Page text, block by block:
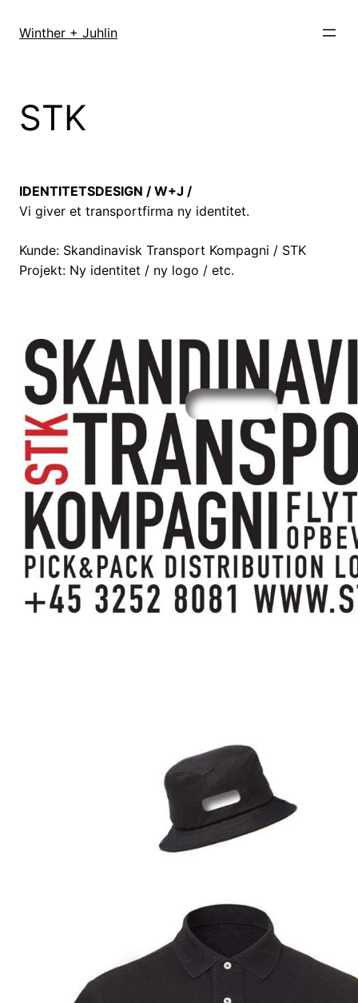
Winther + Juhlin
STK
IDENTITETSDESIGN / W+J /
Vi giver et transportfirma ny identitet.
Kunde: Skandinavisk Transport Kompagni / STK
Projekt: Ny identitet / ny logo / etc.